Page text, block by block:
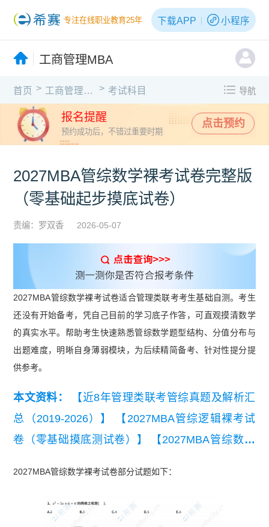
专注在线职业教育25年 下载APP 小程序
工商管理MBA
首页 > 工商管理MBA > 考试科目 导航
报名提醒
预约成功后，不错过重要时期
点击预约
2027MBA管综数学裸考试卷完整版
（零基础起步摸底试卷）
责编：罗双香 2026-05-07
2027MBA管综数学裸考试卷适合管理类联考考生基础自测。考生
还没有开始备考，凭自己目前的学习底子作答，可直观摸清数学
的真实水平。帮助考生快速熟悉管综数学题型结构、分值分布与
出题难度，明晰自身薄弱模块，为后续精简备考、针对性提分提
供参考。
本文资料：
【近8年管理类联考管综真题及解析汇
总（2019-2026）】
【2027MBA管综逻辑裸考试
卷（零基础摸底测试卷）】
【2027MBA管综数学
（二）真题及详细解析汇总（2019-2026）】
2027MBA管综数学裸考试卷部分试题如下：